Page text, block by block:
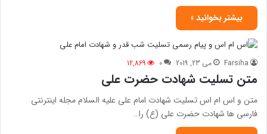
بیشتر بخوانید »
Farsiha می 23, 2019 0
12,869
متن تسلیت شهادت حضرت علی
متن و اس ام اس تسلیت شهادت امام علی علیه السلام مجله اینترنتی
فارسی ها شهادت حضرت علی (ع) را…